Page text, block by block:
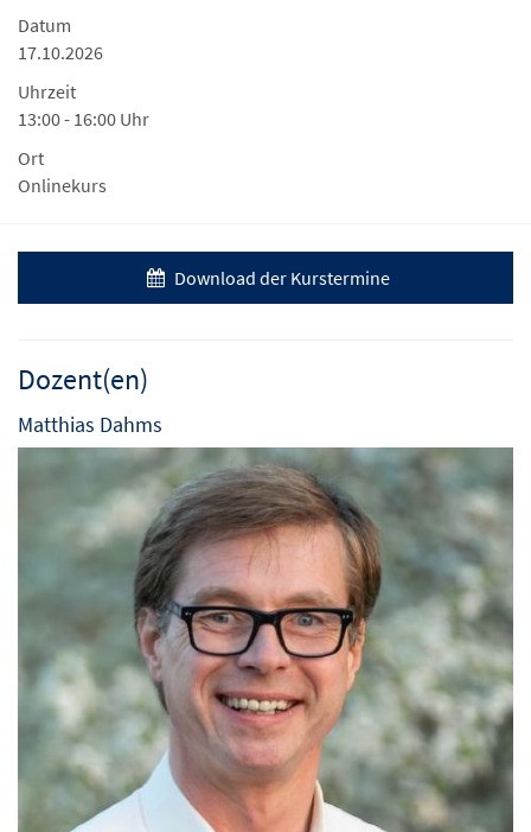
Datum
17.10.2026
Uhrzeit
13:00 - 16:00 Uhr
Ort
Onlinekurs
Download der Kurstermine
Dozent(en)
Matthias Dahms